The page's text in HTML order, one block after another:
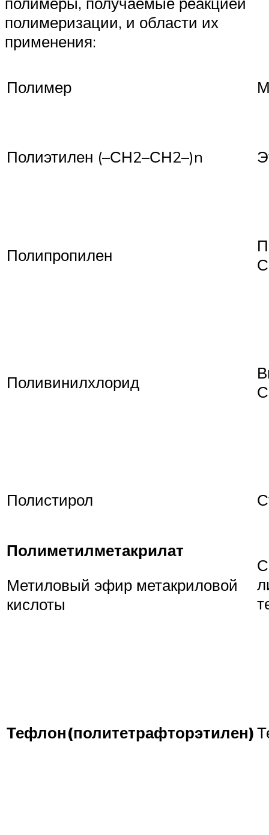
полимеризации, и области их
применения:
Полимер
Полиэтилен (–СН2–СН2–)n
Полипропилен
Поливинилхлорид
Полистирол
Полиметилметакрилат
Метиловый эфир метакриловой
кислоты
Тефлон(политетрафторэтилен)